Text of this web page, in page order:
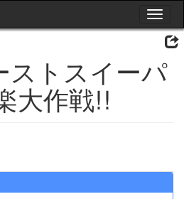
Toggle
ストスイーパ
大作戦!!